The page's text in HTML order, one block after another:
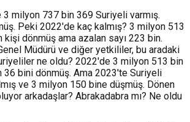
milyon 737 bin 369 Suriyeli varmış.
Peki 2022'de kaç kalmış? 3 milyon 513
kişi dönmüş ama azalan sayı 223 bin.
Müdürü ve diğer yetkililer, bu aradaki
ne oldu? 2022'de 3 milyon 513 bin
36 bini dönmüş. Ama 2023'te Suriyeli
ve 3 milyon 150 bine düşmüş. Dönen
arkadaşlar? Abrakadabra mı? Ne oldu